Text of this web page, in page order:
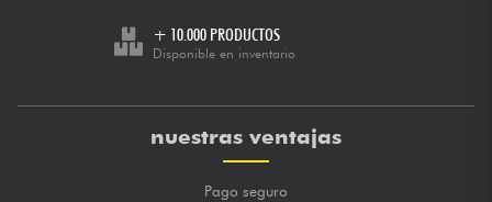
+ 10.000 PRODUCTOS
Disponible en inventario
nuestras ventajas
Pago seguro